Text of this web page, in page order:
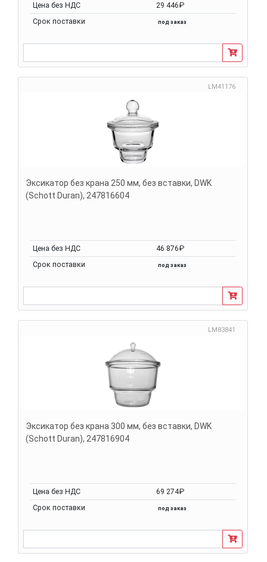
Цена без НДС
29 446₽
Срок поставки
под заказ
LM41176
Эксикатор без крана 250 мм, без вставки, DWK
(Schott Duran), 247816604
Цена без НДС
46 876₽
Срок поставки
под заказ
LM83841
Эксикатор без крана 300 мм, без вставки, DWK
(Schott Duran), 247816904
Цена без НДС
69 274₽
Срок поставки
под заказ